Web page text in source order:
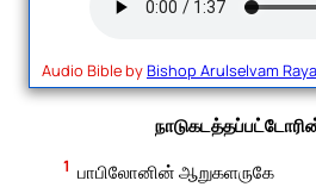
Audio Bible byBishop Arulselvam
1 பாபிலோனின் ஆறுகளருகே